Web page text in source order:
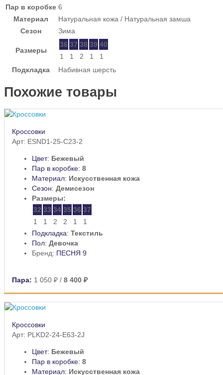
Пар в коробке 6
Материал
Натуральная кожа / Натуральная замша
Сезон
Зима
Размеры
36 37 38 39 40
1
1 2 1
1
Подкладка
Набивная шерсть
Похожие товары
Кроссовки
Арт: ESND1-25-C23-2
Цвет: Бежевый
Пар в коробке: 8
Материал: Искусственная кожа
Сезон: Демисезон
Размеры:
32 33 34 35 36 37
1
1 2 2 1
1
Подкладка: Текстиль
Пол: Девочка
Бренд: ПЕСНЯ 9
Пара: 1 050 ₽ / 8 400 ₽
Кроссовки
Арт: PLKD2-24-E63-2J
Цвет: Бежевый
Пар в коробке: 8
Материал: Искусственная кожа